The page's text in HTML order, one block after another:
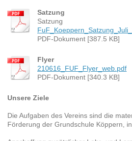
Satzung
Satzung
PDF-Dokument [387.5 KB]
Flyer
210616_FUF_Flyer_web.pdf
PDF-Dokument [340.3 KB]
Unsere Ziele
Die Aufgaben des Vereins sind die
Förderung der Grundschule Köppern,